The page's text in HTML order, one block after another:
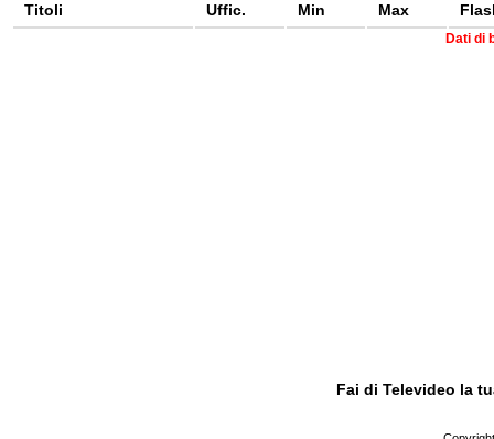
Titoli Uffic. Min Max
Dati di
Fai di Televideo la